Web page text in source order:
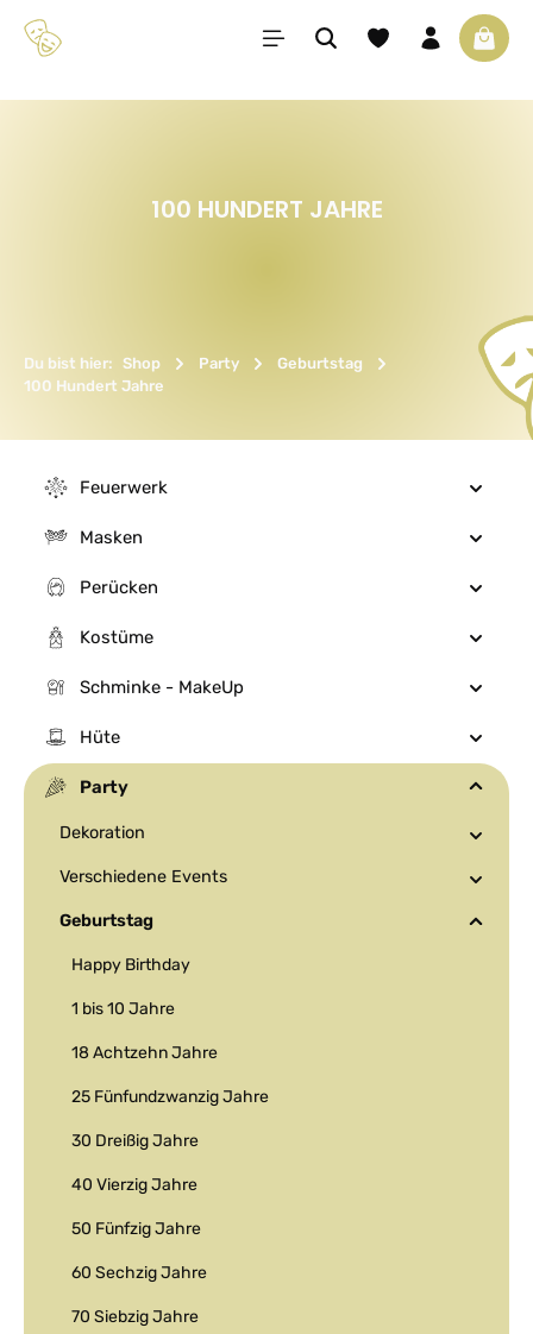
Zum Hauptinhalt springen Du hast 0 Produkte
100 HUNDERT JAHRE
Du bist hier: Shop Party
Geburtstag
100 Hundert Jahre
Feuerwerk
Masken
Perücken
Kostüme
Schminke - MakeUp
Hüte
Party
Dekoration
Verschiedene Events
Geburtstag
Happy Birthday
1 bis 10 Jahre
18 Achtzehn Jahre
25 Fünfundzwanzig Jahre
30 Dreißig Jahre
40 Vierzig Jahre
50 Fünfzig Jahre
60 Sechzig Jahre
70 Siebzig Jahre